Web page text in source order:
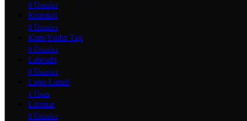
0 Ürünler
Krizokol
0 Ürünler
Kum/Yıldız Taşı
0 Ürünler
Labrodit
0 Ürünler
Lapis Lazuli
1 Ürün
Larimar
0 Ürünler